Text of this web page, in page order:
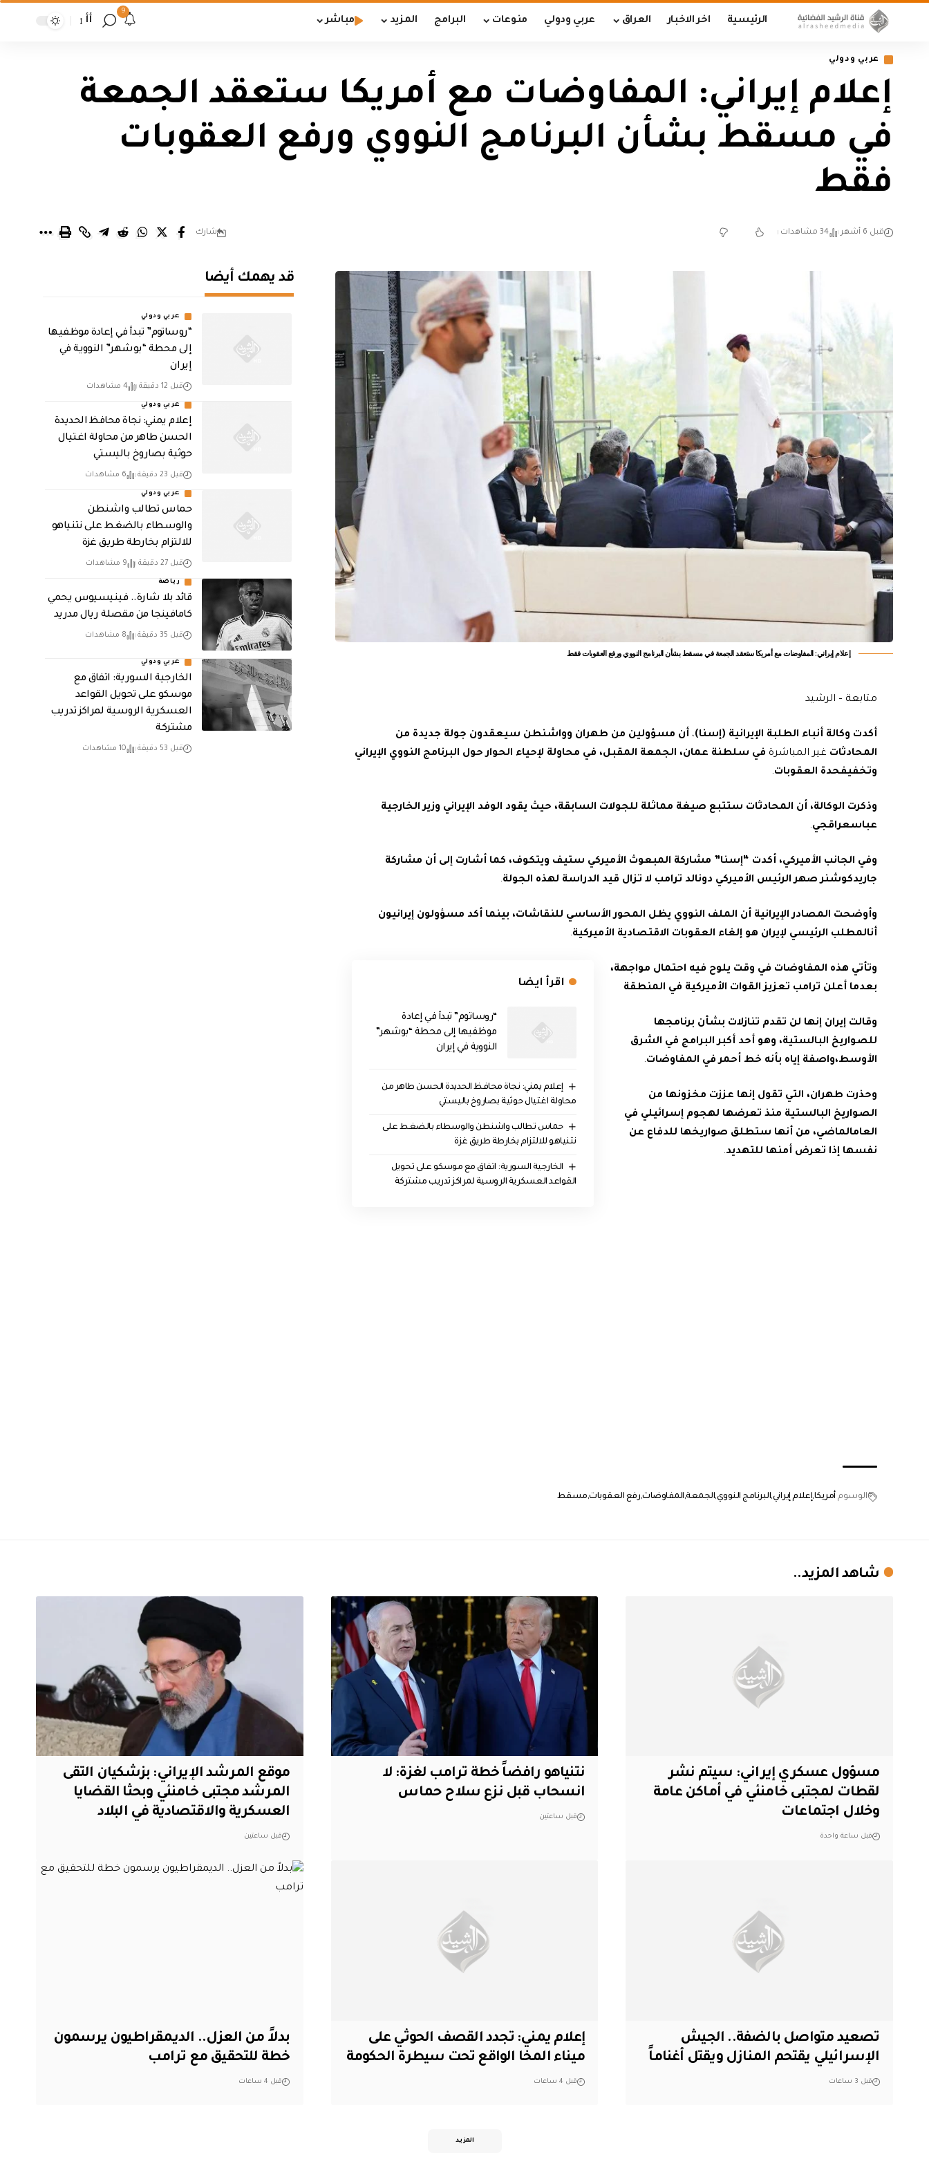
الرئيسية اخر الاخبار العراق عربي ودولي منوعات البرامج المزيد مباشر
9
أأ
عربي ودولي
إعلام إيراني: المفاوضات مع أمريكا ستعقد الجمعة
في مسقط بشأن البرنامج النووي ورفع العقوبات
فقط
قبل 6 أشهر 34 مشاهدات شارك
إعلام إيراني: المفاوضات مع أمريكا ستعقد الجمعة في مسقط بشأن البرنامج النووي ورفع العقوبات فقط
متابعة – الرشيد
أكدت وكالة أنباء الطلبة الإيرانية (إسنا)، أن مسؤولين من طهران وواشنطن سيعقدون جولة جديدة من
المحادثات غير المباشرة في سلطنة عمان، الجمعة المقبل، في محاولة لإحياء الحوار حول البرنامج النووي الإيراني
وتخفيفحدة العقوبات.
وذكرت الوكالة، أن المحادثات ستتبع صيغة مماثلة للجولات السابقة، حيث يقود الوفد الإيراني وزير الخارجية
عباسعراقجي.
وفي الجانب الأميركي، أكدت “إسنا” مشاركة المبعوث الأميركي ستيف ويتكوف، كما أشارت إلى أن مشاركة
جاريدكوشنر صهر الرئيس الأميركي دونالد ترامب لا تزال قيد الدراسة لهذه الجولة.
وأوضحت المصادر الإيرانية أن الملف النووي يظل المحور الأساسي للنقاشات، بينما أكد مسؤولون إيرانيون
أنالمطلب الرئيسي لإيران هو إلغاء العقوبات الاقتصادية الأميركية.
اقرأ ايضا
“روساتوم” تبدأ في إعادة
موظفيها إلى محطة “بوشهر”
النووية في إيران
إعلام يمني: نجاة محافظ الحديدة الحسن طاهر من
محاولة اغتيال حوثية بصاروخ باليستي
حماس تطالب واشنطن والوسطاء بالضغط على
نتنياهو للالتزام بخارطة طريق غزة
الخارجية السورية: اتفاق مع موسكو على تحويل
القواعد العسكرية الروسية لمراكز تدريب مشتركة
وتأتي هذه المفاوضات في وقت يلوح فيه احتمال مواجهة،
بعدما أعلن ترامب تعزيز القوات الأميركية في المنطقة
وقالت إيران إنها لن تقدم تنازلات بشأن برنامجها
للصواريخ البالستية، وهو أحد أكبر البرامج في الشرق
الأوسط،واصفة إياه بأنه خط أحمر في المفاوضات.
وحذرت طهران، التي تقول إنها عززت مخزونها من
الصواريخ البالستية منذ تعرضها لهجوم إسرائيلي في
العامالماضي، من أنها ستطلق صواريخها للدفاع عن
نفسها إذا تعرض أمنها للتهديد.
الوسوم أمريكا إعلام إيراني البرنامج النووي الجمعة المفاوضات رفع العقوبات مسقط
قد يهمك أيضا
عربي ودولي
“روساتوم” تبدأ في إعادة موظفيها
إلى محطة “بوشهر” النووية في
إيران
قبل 12 دقيقة 4 مشاهدات
عربي ودولي
إعلام يمني: نجاة محافظ الحديدة
الحسن طاهر من محاولة اغتيال
حوثية بصاروخ باليستي
قبل 23 دقيقة 6 مشاهدات
عربي ودولي
حماس تطالب واشنطن
والوسطاء بالضغط على نتنياهو
للالتزام بخارطة طريق غزة
قبل 27 دقيقة 9 مشاهدات
رياضة
قائد بلا شارة.. فينيسيوس يحمي
كامافينجا من مقصلة ريال مدريد
قبل 35 دقيقة 8 مشاهدات
عربي ودولي
الخارجية السورية: اتفاق مع
موسكو على تحويل القواعد
العسكرية الروسية لمراكز تدريب
مشتركة
قبل 53 دقيقة 10 مشاهدات
شاهد المزيد..
مسؤول عسكري إيراني: سيتم نشر
لقطات لمجتبى خامنئي في أماكن عامة
وخلال اجتماعات
قبل ساعة واحدة
نتنياهو رافضاً خطة ترامب لغزة: لا
انسحاب قبل نزع سلاح حماس
قبل ساعتين
موقع المرشد الإيراني: بزشكيان التقى
المرشد مجتبى خامنئي وبحثا القضايا
العسكرية والاقتصادية في البلاد
قبل ساعتين
تصعيد متواصل بالضفة.. الجيش
الإسرائيلي يقتحم المنازل ويقتل أغناماً
قبل 3 ساعات
إعلام يمني: تجدد القصف الحوثي على
ميناء المخا الواقع تحت سيطرة الحكومة
قبل 4 ساعات
بدلاً من العزل.. الديمقراطيون يرسمون
خطة للتحقيق مع ترامب
قبل 4 ساعات
المزيد